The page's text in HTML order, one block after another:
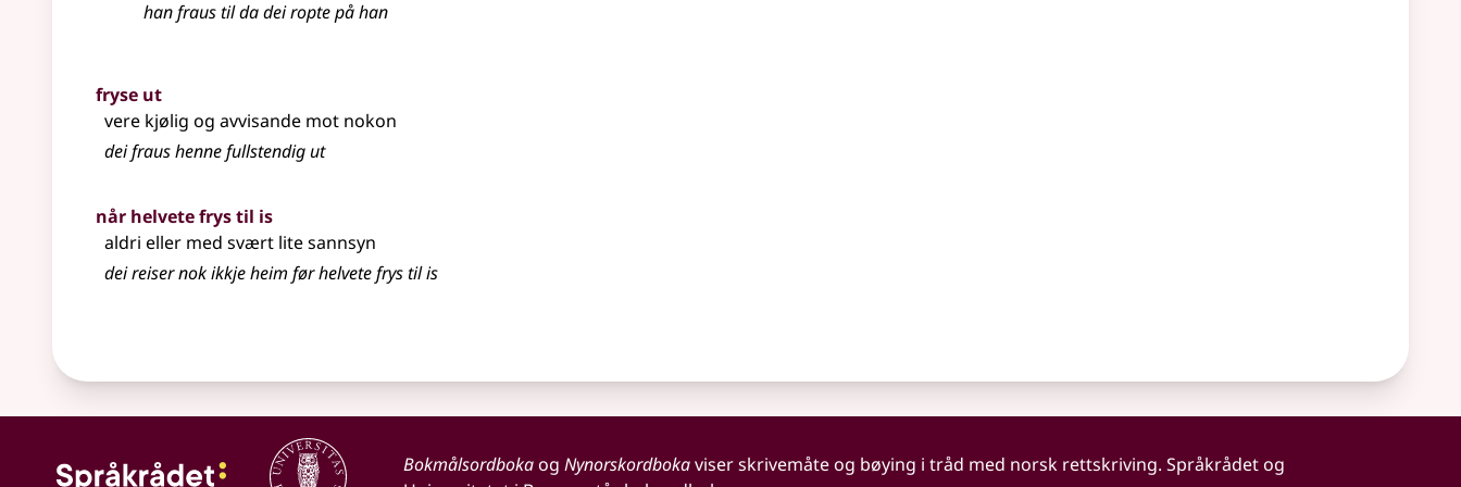
han fraus til da dei ropte på han
fryse ut
vere kjølig og avvisande mot nokon
dei fraus henne fullstendig ut
når helvete frys til is
aldri eller med svært lite sannsyn
dei reiser nok ikkje heim før helvete frys til is
Bokmålsordbokaog Nynorskordbokaviser skrivemåte og bøying i tråd med norsk rettskriving. Språkrådet og